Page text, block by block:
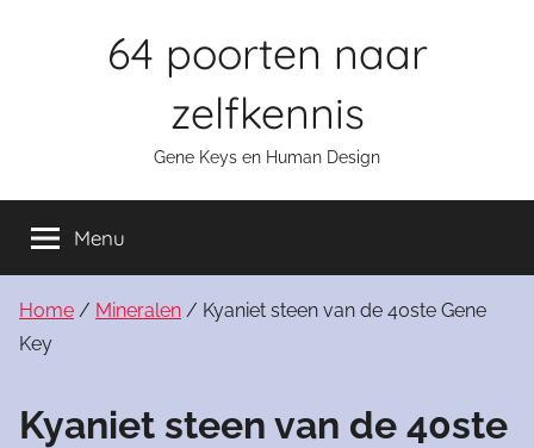
64 poorten naar
zelfkennis
Gene Keys en Human Design
Menu
Home / Mineralen / Kyaniet steen van de 40ste Gene
Key
Kyaniet steen van de 40ste